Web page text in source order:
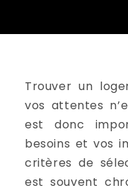
Trouver un
vos attentes
est donc
besoins et vos
critères de
est souvent